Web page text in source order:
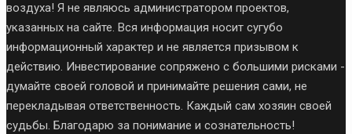
воздуха! Я не являюсь администратором проектов,
указанных на сайте. Вся информация носит сугубо
информационный характер и не является призывом к
действию. Инвестирование сопряжено с большими рисками -
думайте своей головой и принимайте решения сами, не
перекладывая ответственность. Каждый сам хозяин своей
судьбы. Благодарю за понимание и сознательность!